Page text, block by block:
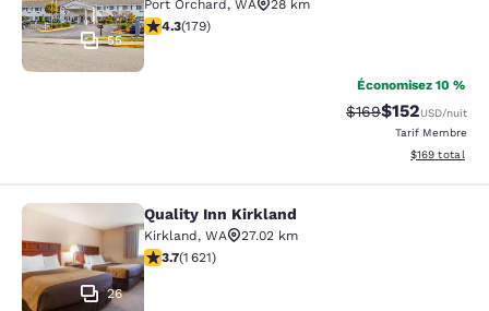
55
Port Orchard, WA
28 km
4.27 étoiles. Excellent. 179 commentaires
4.3(179)
Économisez 10 %
Tarif barré :
$169Tarif réduit :
$152USD/nuit
Tarif Membre
Afficher les
$169 total
Quality Inn Kirkland
26
Quality Inn Kirkland
Kirkland, WA
27.02 km
3.69 étoiles. Bien. 1621 commentaires
3.7(1 621)